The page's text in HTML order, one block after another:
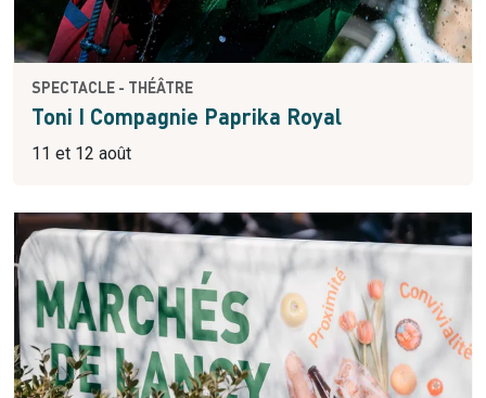
SPECTACLE - THÉÂTRE
Toni I Compagnie Paprika Royal
11 et 12 août